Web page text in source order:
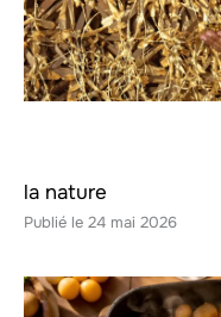
la nature
24 mai 2026